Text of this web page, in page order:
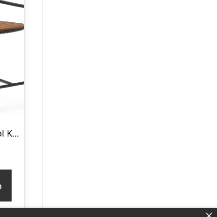
Udendørs barstol Kave Home Algueret stabelbar sort aluminium med FSC eukalyptustræ H98xB56xL60 cm